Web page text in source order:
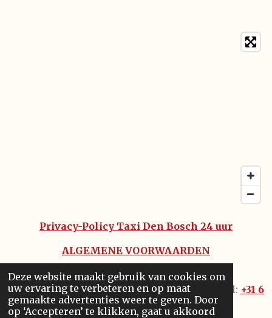
Deze website maakt gebruik van cookies om
uw ervaring te verbeteren en op maat
gemaakte advertenties weer te geven. Door
op ‘Accepteren’ te klikken, gaat u akkoord
Privacy-Policy Taxi Den Bosch 24 uur
ALGEMENE VOORWAARDEN
DISCLAIMER
© 2005 - 2021®️Taxi Den Bosch 24uur - Tel: +31 6
444 7 36 36